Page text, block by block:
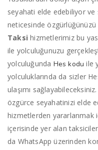
seyahati elde edebiliyor ve
neticesinde
Taksi hizmetlerimiz bu
ile yolculuğunuzu
yolculuğunda Hes kodu ile
yolculuklarında da sizler
ulaşımı
özgürce seyahatinizi elde
hizmetlerden yararlanmak
içerisinde yer alan
da WhatsApp üzerinden